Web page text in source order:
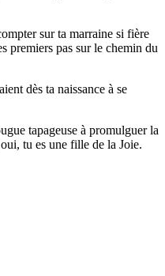
sur ta marraine si fière
premiers pas sur le chemin du
dès ta naissance à se
tapageuse à promulguer la
tu es une fille de la Joie.